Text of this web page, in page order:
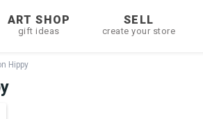
ART SHOP
gift ideas
SELL
create your store
Hippy